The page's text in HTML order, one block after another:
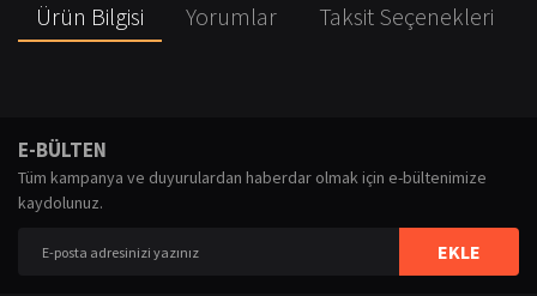
Ürün Bilgisi Yorumlar Taksit Seçenekleri
iletebilirsiniz.
Görüş ve önerileriniz için teşekkür ederiz.
E-BÜLTEN
Tüm kampanya ve duyurulardan haberdar olmak için e-bültenimize
kaydolunuz.
EKLE